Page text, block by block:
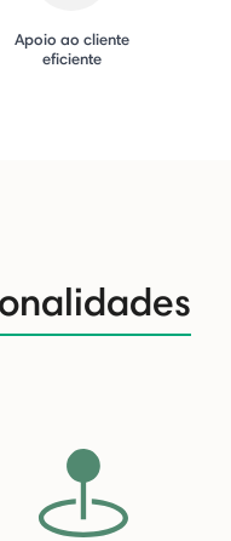
Apoio ao cliente
eficiente